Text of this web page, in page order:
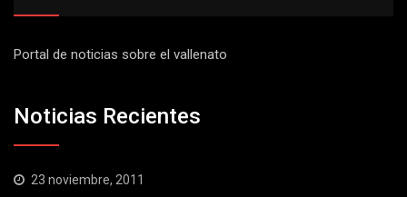
Portal de noticias sobre el vallenato
Noticias Recientes
23 noviembre, 2011